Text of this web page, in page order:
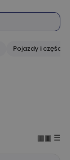
Pojazdy i części
▦▦ ☰